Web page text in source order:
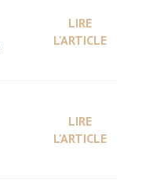
LIRE
L'ARTICLE
LIRE
L'ARTICLE